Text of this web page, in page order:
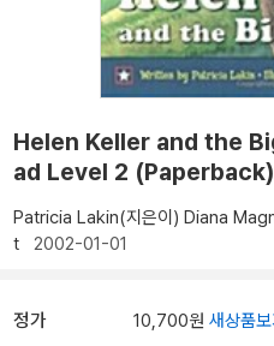
Helen Keller and the
ad Level 2 (Paperback)
Patricia Lakin(지은이) Diana
t 2002-01-01
정가 10,700원 새상품보